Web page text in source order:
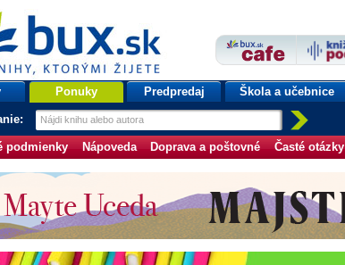
žijete
Ponuky Predpredaj Škola a učebnice
podmienky Nápoveda Doprava a poštovné Časté otázky